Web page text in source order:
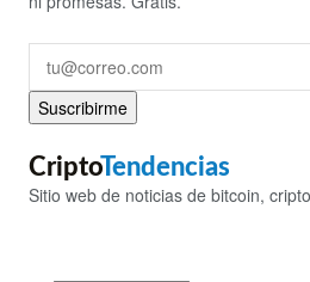
Suscribirme
CriptoTendencias
Sitio web de noticias de bitcoin,